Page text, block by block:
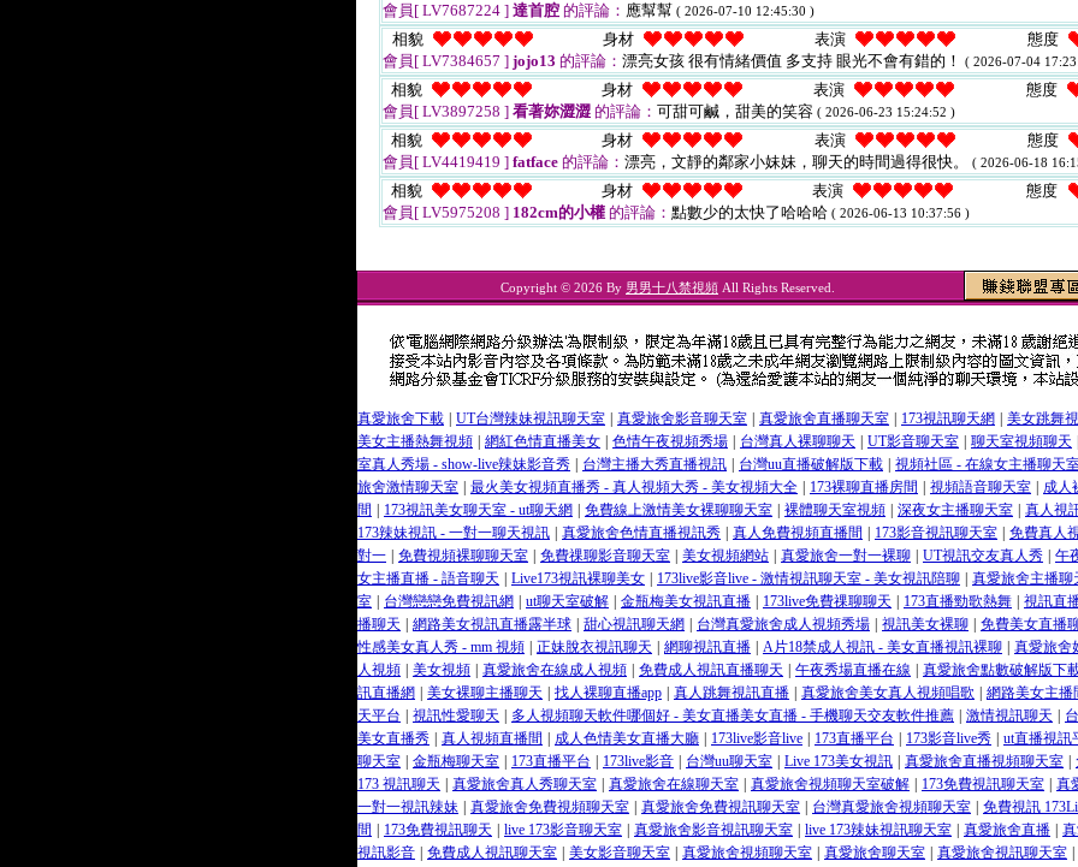
會員[ LV7687224 ] 達首腔 的評論： 應幫幫 ( 2026-07-10 12:45:30 )
相貌 身材 表演
態度
會員[ LV7384657 ] jojo13 的評論： 漂亮女孩 很有情緒價值 多支持 眼光不會有錯的！ ( 2026-07-04
相貌 身材 表演
態度
會員[ LV3897258 ] 看著妳澀澀 的評論： 可甜可鹹，甜美的笑容 ( 2026-06-23 15:24:52 )
相貌 身材 表演
態度
會員[ LV4419419 ] fatface 的評論： 漂亮，文靜的鄰家小妹妹，聊天的時間過得很快。 ( 2026-06-18
相貌 身材 表演
態度
會員[ LV5975208 ] 182cm的小權 的評論： 點數少的太快了哈哈哈 ( 2026-06-13 10:37:56 )
Copyright © 2026 By 男男十八禁視頻 All Rights Reserved.
真愛旅舍下載 UT台灣辣妹視訊聊天室 真愛旅舍影音聊天室 真愛旅舍直播聊天室 173視訊聊天網
美女跳舞
美女主播熱舞視頻
網紅色情直播美女 色情午夜視頻秀場 台灣真人裸聊聊天 UT影音聊天室 聊天室視頻聊天
室真人秀場 - show-live辣妹影音秀
台灣主播大秀直播視訊 台灣uu直播破解版下載
視頻社區 - 在線女主播聊天
旅舍激情聊天室
最火美女視頻直播秀 - 真人視頻大秀 - 美女視頻大全 173裸聊直播房間 視頻語音聊天室
成人
間
173視訊美女聊天室 - ut聊天網 免費線上激情美女裸聊聊天室 裸體聊天室視頻 深夜女主播聊天室
真人視
173辣妹視訊 - 一對一聊天視訊
真愛旅舍色情直播視訊秀 真人免費視頻直播間 173影音視訊聊天室
免費真人
對一
免費視頻裸聊聊天室 免費祼聊影音聊天室 美女視頻網站 真愛旅舍一對一裸聊 UT視訊交友真人秀
午
女主播直播 - 語音聊天
Live173視訊裸聊美女 173live影音live - 激情視訊聊天室 - 美女視訊陪聊
真愛旅舍主播聊
室
台灣戀戀免費視訊網 ut聊天室破解 金瓶梅美女視訊直播 173live免費祼聊聊天 173直播勁歌熱舞
視訊直
播聊天
網路美女視訊直播露半球 甜心視訊聊天網 台灣真愛旅舍成人視頻秀場 視訊美女裸聊
免費美女直播
性感美女真人秀 - mm 視頻
正妹脫衣視訊聊天 網聊視訊直播 A片18禁成人視訊 - 美女直播視訊裸聊
真愛旅舍
人視頻
美女視頻 真愛旅舍在線成人視頻 免費成人視訊直播聊天 午夜秀場直播在線
真愛旅舍點數破解版下
訊直播網
美女裸聊主播聊天 找人裸聊直播app 真人跳舞視訊直播 真愛旅舍美女真人視頻唱歌
網路美女主播
天平台
視訊性愛聊天 多人視頻聊天軟件哪個好 - 美女直播美女直播 - 手機聊天交友軟件推薦 激情視訊聊天
美女直播秀
真人視頻直播間 成人色情美女直播大廳 173live影音live 173直播平台 173影音live秀
ut直播視訊
聊天室
金瓶梅聊天室 173直播平台 173live影音 台灣uu聊天室 Live 173美女視訊 真愛旅舍直播視頻聊天室
173 視訊聊天
真愛旅舍真人秀聊天室 真愛旅舍在線聊天室 真愛旅舍視頻聊天室破解 173免費視訊聊天室
真
一對一視訊辣妹
真愛旅舍免費視頻聊天室 真愛旅舍免費視訊聊天室 台灣真愛旅舍視頻聊天室
免費視訊
間
173免費視訊聊天 live 173影音聊天室 真愛旅舍影音視訊聊天室 live 173辣妹視訊聊天室 真愛旅舍直播
視訊影音
免費成人視訊聊天室 美女影音聊天室 真愛旅舍視頻聊天室 真愛旅舍聊天室 真愛旅舍視訊聊天室